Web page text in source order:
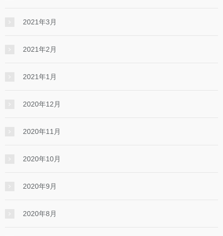
2021年3月
2021年2月
2021年1月
2020年12月
2020年11月
2020年10月
2020年9月
2020年8月